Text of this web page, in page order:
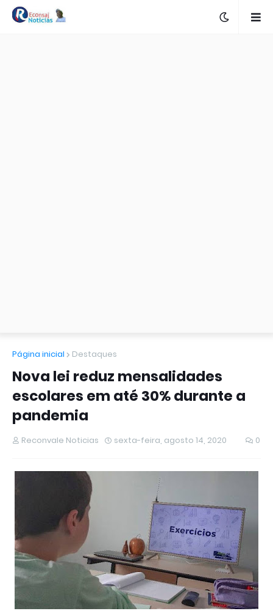
Página inicial Destaques
Nova lei reduz mensalidades
escolares em até 30% durante a
pandemia
Reconvale Noticias sexta-feira, agosto 14, 2020 0